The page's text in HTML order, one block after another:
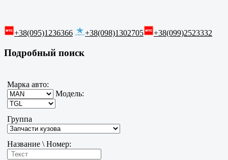
+38(095)1236366 +38(098)1302705 +38(099)2523332
Подробный поиск
Марка авто:
Модель:
Группа
Название \ Номер: